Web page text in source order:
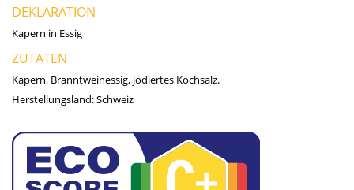
DEKLARATION
Kapern in Essig
ZUTATEN
Kapern, Branntweinessig, jodiertes Kochsalz.
Herstellungsland:Schweiz